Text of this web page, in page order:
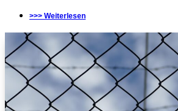
>>> Weiterlesen